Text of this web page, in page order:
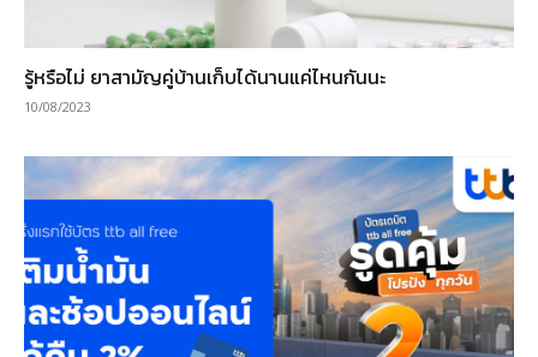
รู้หรือไม่ ยาสามัญคู่บ้านเก็บได้นานแค่ไหนกันนะ
10/08/2023